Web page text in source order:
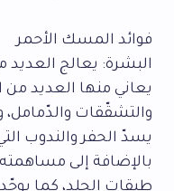
فوائد المسك الأحمر
البشرة: يعالج العديد
يعاني منها العديد
والتشقّقات
يسدّ الحفر والندوب
بالإضافة إلى
طبقات الجلد، كما